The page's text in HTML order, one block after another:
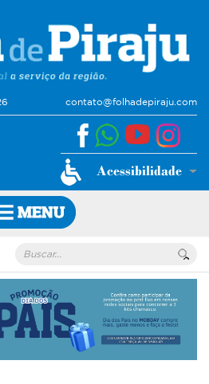
contato@folhadepiraju.com